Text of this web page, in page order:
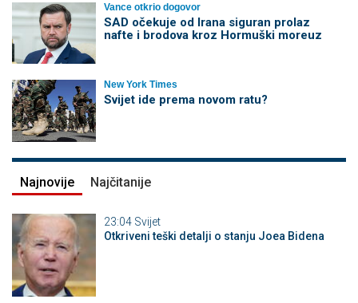
Vance otkrio dogovor
SAD očekuje od Irana siguran prolaz
nafte i brodova kroz Hormuški moreuz
New York Times
Svijet ide prema novom ratu?
Najnovije Najčitanije
23:04 Svijet
Otkriveni teški detalji o stanju Joea Bidena